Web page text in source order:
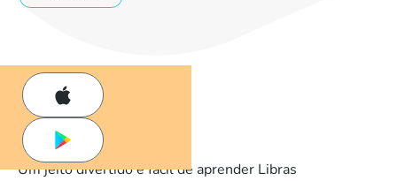
Um jeito divertido e fácil de aprender Libras